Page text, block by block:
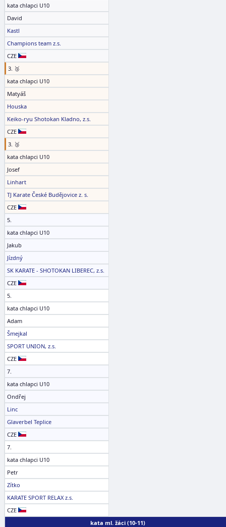
kata chlapci U10
David
Kastl
Champions team z.s.
CZE
3. 🥉
kata chlapci U10
Matyáš
Houska
Keiko-ryu Shotokan Kladno, z.s.
CZE
3. 🥉
kata chlapci U10
Josef
Linhart
TJ Karate České Budějovice z. s.
CZE
5.
kata chlapci U10
Jakub
Jízdný
SK KARATE - SHOTOKAN LIBEREC, z.s.
CZE
5.
kata chlapci U10
Adam
Šmejkal
SPORT UNION, z.s.
CZE
7.
kata chlapci U10
Ondřej
Linc
Glaverbel Teplice
CZE
7.
kata chlapci U10
Petr
Zítko
KARATE SPORT RELAX z.s.
CZE
kata ml. žáci (10-11)